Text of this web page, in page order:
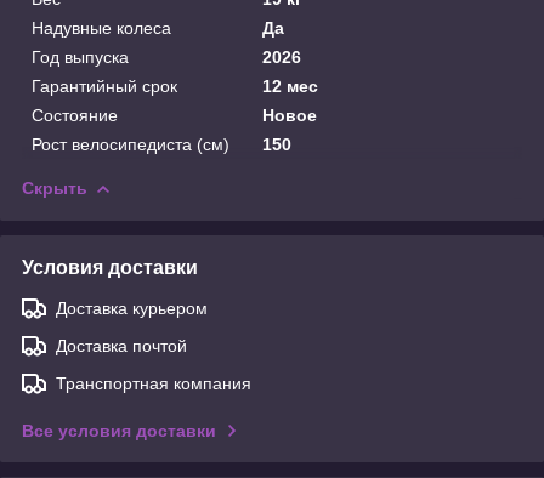
Надувные колеса
Да
Год выпуска
2026
Гарантийный срок
12 мес
Состояние
Новое
Рост велосипедиста (см)
150
Скрыть
Условия доставки
Доставка курьером
Доставка почтой
Транспортная компания
Все условия доставки